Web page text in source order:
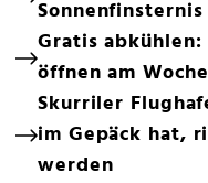
Sonnenfinsternis
Gratis abkühlen:
öffnen am
Skurriler
im Gepäck hat,
werden